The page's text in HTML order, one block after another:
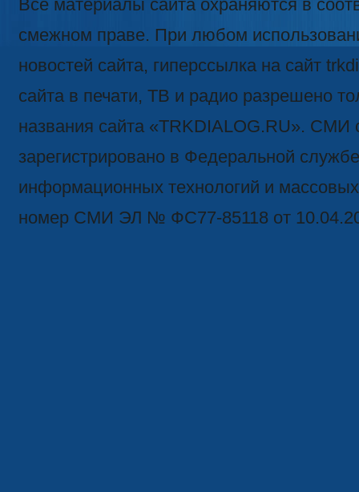
Все материалы сайта охраняются в
смежном праве. При любом
новостей сайта, гиперссылка на сайт
сайта в печати, ТВ и радио разрешено
названия сайта «TRKDIALOG.RU». СМИ
зарегистрировано в Федеральной
информационных технологий и
номер СМИ ЭЛ № ФС77-85118 от